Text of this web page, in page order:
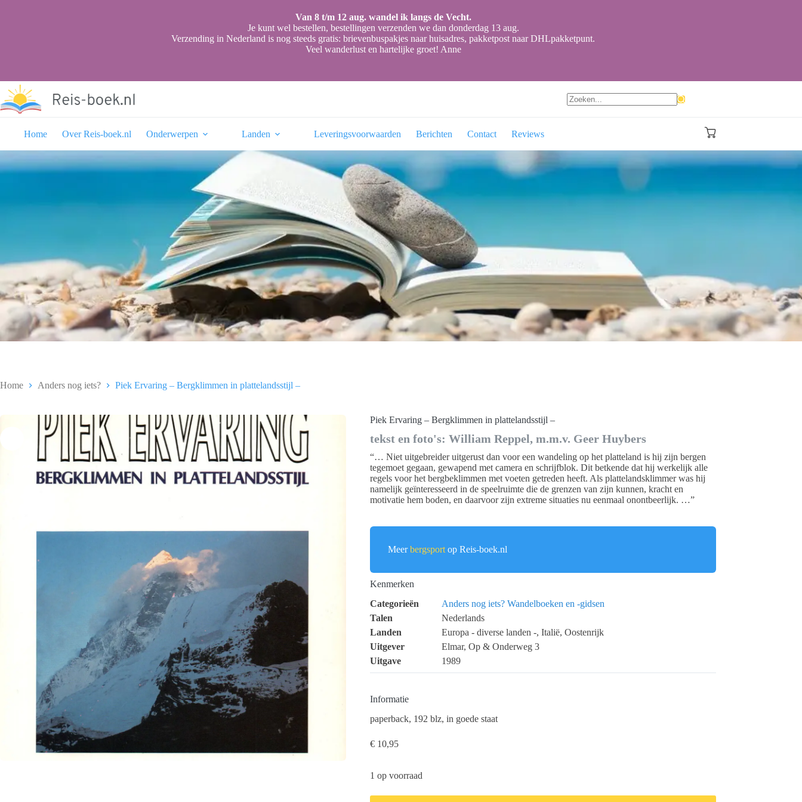
Van 8 t/m 12 aug. wandel ik langs de Vecht.
Je kunt wel bestellen, bestellingen verzenden we dan donderdag 13 aug.
Verzending in Nederland is nog steeds gratis: brievenbuspakjes naar huisadres, pakketpost naar DHLpakketpunt.
Veel wanderlust en hartelijke groet! Anne
Home
Over Reis-boek.nl Onderwerpen Landen Leveringsvoorwaarden Berichten Contact Reviews Winkelwagen
Home Anders nog iets? Piek Ervaring – Bergklimmen in plattelandsstijl –
Piek Ervaring – Bergklimmen in plattelandsstijl –
tekst en foto's: William Reppel, m.m.v. Geer Huybers
“… Niet uitgebreider uitgerust dan voor een wandeling op het platteland is hij zijn bergen
tegemoet gegaan, gewapend met camera en schrijfblok. Dit betkende dat hij werkelijk alle
regels voor het bergbeklimmen met voeten getreden heeft. Als plattelandsklimmer was hij
namelijk geïnteresseerd in de speelruimte die de grenzen van zijn kunnen, kracht en
motivatie hem boden, en daarvoor zijn extreme situaties nu eenmaal onontbeerlijk. …”
Meerbergsport op Reis-boek.nl
Kenmerken
Categorieën
Anders nog iets? Wandelboeken en -gidsen
Talen
Nederlands
Landen
Europa - diverse landen -, Italië, Oostenrijk
Uitgever
Elmar, Op & Onderweg 3
Uitgave
1989
Informatie
paperback, 192 blz, in goede staat
€ 10,95
1 op voorraad